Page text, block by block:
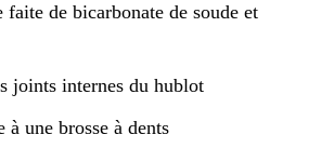
faite de bicarbonate de soude et
joints internes du hublot
à une brosse à dents